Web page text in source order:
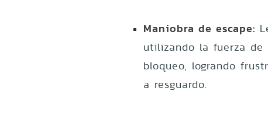
Maniobra de escape:
utilizando la fuerza
bloqueo, logrando
a resguardo.